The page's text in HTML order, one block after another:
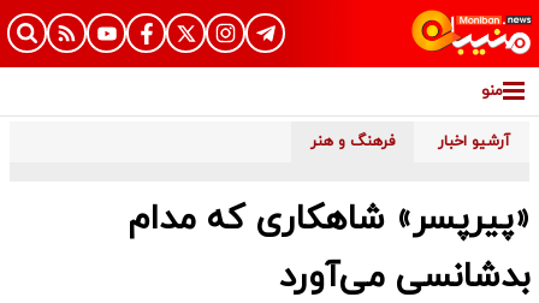
منو
آرشیو اخبار فرهنگ و هنر
«پیرپسر» شاهکاری که مدام
بدشانسی می‌‌آورد